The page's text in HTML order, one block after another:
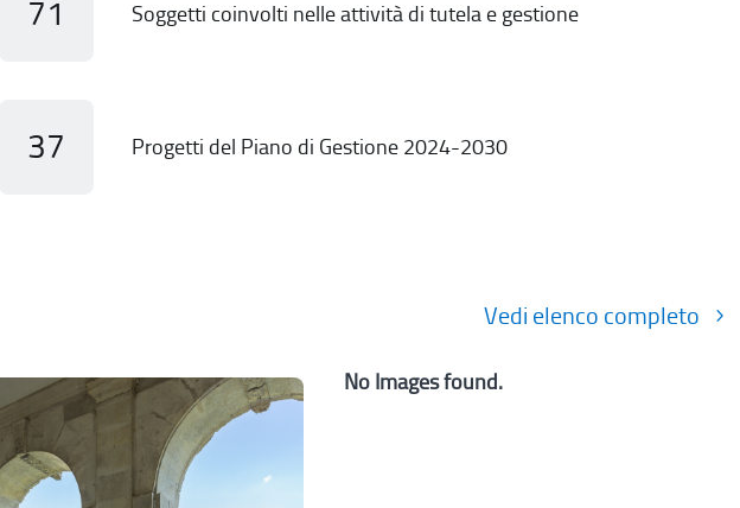
71 Soggetti coinvolti nelle attività di tutela e gestione
37 Progetti del Piano di Gestione 2024-2030
Vedi elenco completo
No Images found.